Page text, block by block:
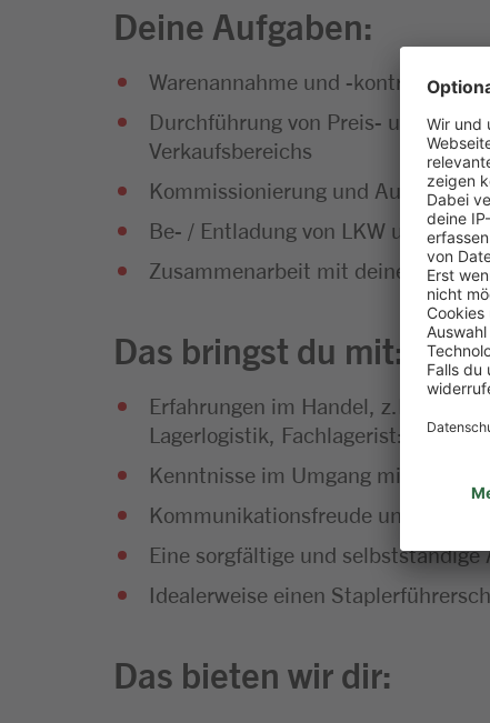
Deine Aufgaben:
Warenannahme und -kontrolle,
Durchführung von Preis- und
Verkaufsbereichs
Kommissionierung und Ausgabe
Be- / Entladung von LKW unter
Zusammenarbeit mit deinem
Das bringst du mit:
Erfahrungen im Handel, z.B. als
Lagerlogistik, Fachlagerist:in,
Kenntnisse im Umgang mit
Kommunikationsfreude und
Eine sorgfältige und selbstständige
Idealerweise einen
Das bieten wir dir: